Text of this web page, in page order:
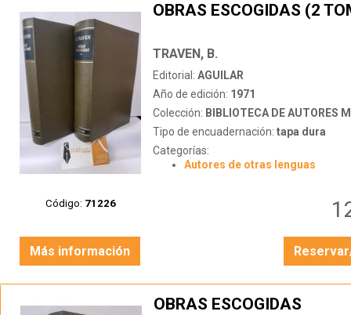
Código: 71226
OBRAS ESCOGIDAS (2
TRAVEN, B.
Editorial: AGUILAR
Año de edición: 1971
Colección: BIBLIOTECA DE AUTORES
Tipo de encuadernación: tapa dura
Categorías:
Autores de otras lenguas
Más información
OBRAS ESCOGIDAS